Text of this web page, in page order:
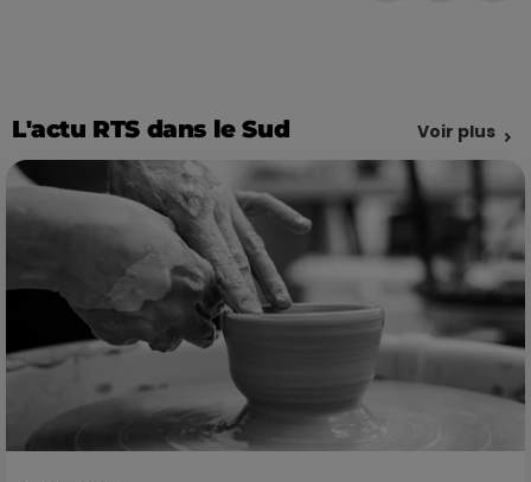
L'actu RTS dans le Sud Voir plus